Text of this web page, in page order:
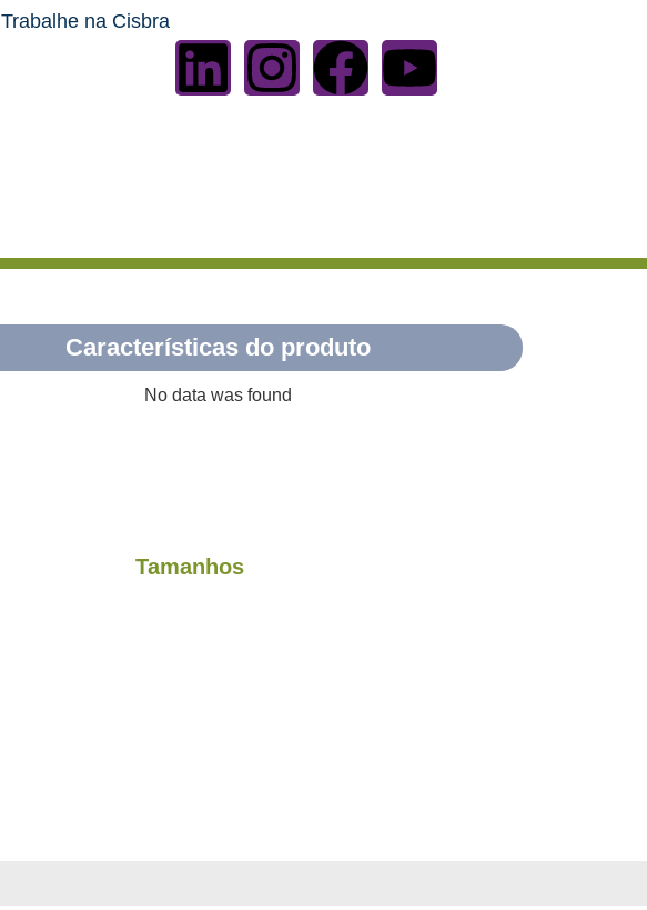
Trabalhe na Cisbra
Características do produto
No data was found
Tamanhos